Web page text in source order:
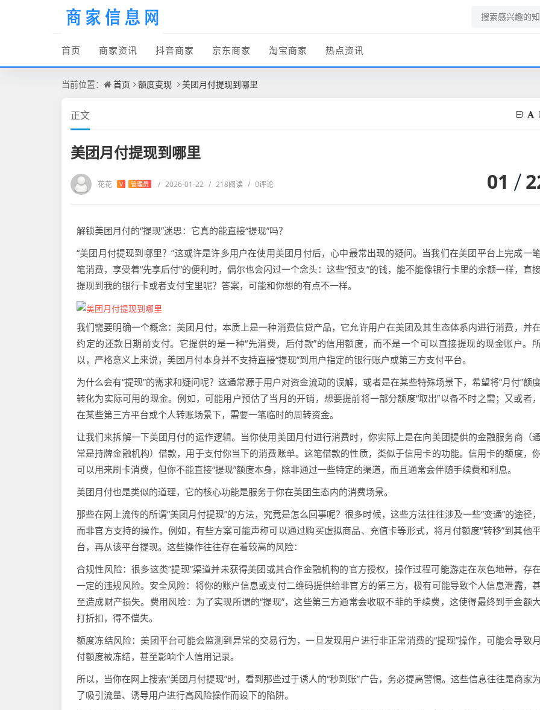
首页 商家资讯 抖音商家 京东商家 淘宝商家 热点资讯
当前位置： 首页 额度变现 美团月付提现到哪里
正文
美团月付提现到哪里
花花 V 管理员 / 2026-01-22 / 218阅读 / 0评论 01
解锁美团月付的“提现”迷思：它真的能直接“提现”吗？
“美团月付提现到哪里？”这或许是许多用户在使用美团月付后，心中最常出现的疑问。当我们在美团平台上完成一笔
笔消费，享受着“先享后付”的便利时，偶尔也会闪过一个念头：这些“预支”的钱，能不能像银行卡里的余额一样，直
提现到我的银行卡或者支付宝里呢？答案，可能和你想的有点不一样。
我们需要明确一个概念：美团月付，本质上是一种消费信贷产品，它允许用户在美团及其生态体系内进行消费，并在
约定的还款日期前支付。它提供的是一种“先消费，后付款”的信用额度，而不是一个可以直接提现的现金账户。
以，严格意义上来说，美团月付本身并不支持直接“提现”到用户指定的银行账户或第三方支付平台。
为什么会有“提现”的需求和疑问呢？这通常源于用户对资金流动的误解，或者是在某些特殊场景下，希望将“月付”额
转化为实际可用的现金。例如，可能用户预估了当月的开销，想要提前将一部分额度“取出”以备不时之需；又或者，
在某些第三方平台或个人转账场景下，需要一笔临时的周转资金。
让我们来拆解一下美团月付的运作逻辑。当你使用美团月付进行消费时，你实际上是在向美团提供的金融服务商（通
常是持牌金融机构）借款，用于支付你当下的消费账单。这笔借款的性质，类似于信用卡的功能。信用卡的额度，
可以用来刷卡消费，但你不能直接“提现”额度本身，除非通过一些特定的渠道，而且通常会伴随手续费和利息。
美团月付也是类似的道理，它的核心功能是服务于你在美团生态内的消费场景。
那些在网上流传的所谓“美团月付提现”的方法，究竟是怎么回事呢？很多时候，这些方法往往涉及一些“变通”的途径，
而非官方支持的操作。例如，有些方案可能声称可以通过购买虚拟商品、充值卡等形式，将月付额度“转移”到其他
台，再从该平台提现。这些操作往往存在着较高的风险：
合规性风险：很多这类“提现”渠道并未获得美团或其合作金融机构的官方授权，操作过程可能游走在灰色地带，存在
一定的违规风险。安全风险：将你的账户信息或支付二维码提供给非官方的第三方，极有可能导致个人信息泄露，
至造成财产损失。费用风险：为了实现所谓的“提现”，这些第三方通常会收取不菲的手续费，这使得最终到手金额大
打折扣，得不偿失。
额度冻结风险：美团平台可能会监测到异常的交易行为，一旦发现用户进行非正常消费的“提现”操作，可能会导致月
付额度被冻结，甚至影响个人信用记录。
所以，当你在网上搜索“美团月付提现”时，看到那些过于诱人的“秒到账”广告，务必提高警惕。这些信息往往是商家为
了吸引流量、诱导用户进行高风险操作而设下的陷阱。